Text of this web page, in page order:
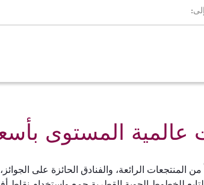
عالمية المستوى
المنتجعات الرائعة، والفنادق الحائزة على